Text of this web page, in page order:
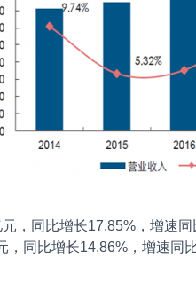
，同比增长17.85%，增速同
同比增长14.86%，增速同